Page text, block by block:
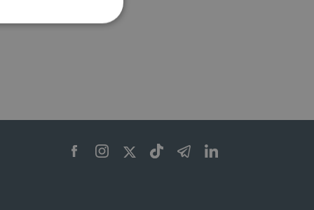
pagina di login. Il
è impostato per